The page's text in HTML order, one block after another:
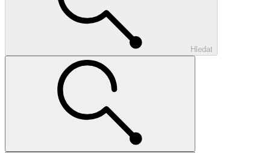
Hledat